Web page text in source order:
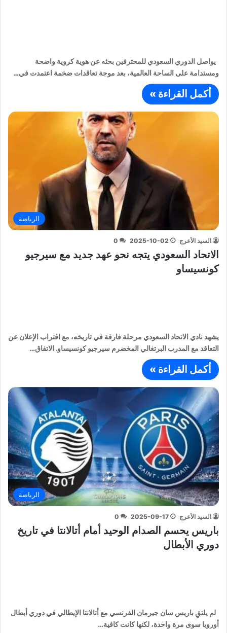
يواصل الدوري السعودي للمحترفين بحثه عن هوية كروية واضحة
ومستدامة على الساحة العالمية، بعد موجة تعاقدات ضخمة اعتمدت في…
أكمل القراءة »
الرياضة
السيد الأعرج 2025-10-02
0
الاتحاد السعودي يتجه نحو عهد جديد مع سيرجيو
كونسيساو
يشهد نادي الاتحاد السعودي مرحلة فارقة في تاريخه، مع اقتراب الإعلان عن
التعاقد مع المدرب البرتغالي المخضرم سيرجيو كونسيساو. الاتفاق…
أكمل القراءة »
الرياضة
السيد الأعرج 2025-09-17
0
باريس يحسم الصدام الوحيد أمام أتالانتا في تاريخ
دوري الأبطال
لم يلتقِ باريس سان جيرمان الفرنسي مع أتالانتا الإيطالي في دوري أبطال
أوروبا سوى مرة واحدة، لكنها كانت كافية…